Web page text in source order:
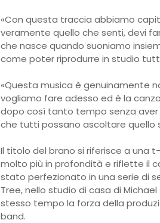
«Con questa traccia abbiamo
veramente quello che senti, devi
che nasce quando suoniamo
come poter riprodurre in studio
«Questa musica è genuinamente
vogliamo fare adesso ed è la
dopo così tanto tempo senza aver
che tutti possano ascoltare quello
Il titolo del brano si riferisce a una
molto più in profondità e riflette il
stato perfezionato in una serie di
Tree, nello studio di casa di
stesso tempo la forza della
band.